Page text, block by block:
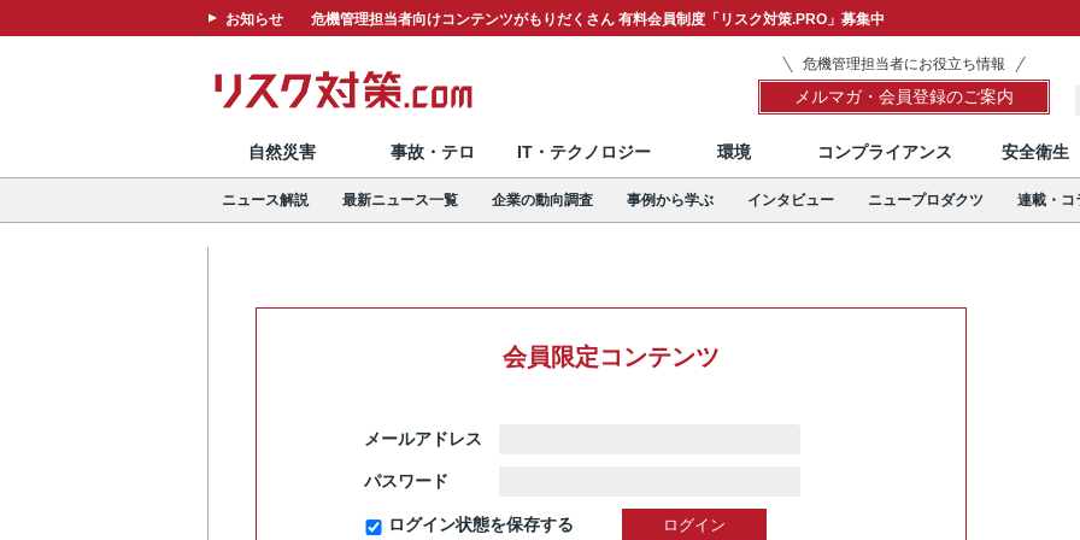
お知らせ 危機管理担当者向けコンテンツがもりだくさん 有料会員制度「リスク対策.PRO」募集中
危機管理担当者にお役立ち情報
メルマガ・会員登録のご案内
自然災害 事故・テロ IT・テクノロジー 環境 コンプライアンス 安全衛生
ニュース解説 最新ニュース一覧 企業の動向調査 事例から学ぶ インタビュー ニュープロダクツ 連載・コ
会員限定コンテンツ
メールアドレス
パスワード
ログイン状態を保存する